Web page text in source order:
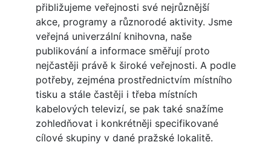
přibližujeme veřejnosti své nejrůznější
akce, programy a různorodé aktivity. Jsme
veřejná univerzální knihovna, naše
publikování a informace směřují proto
nejčastěji právě k široké veřejnosti. A podle
potřeby, zejména prostřednictvím místního
tisku a stále častěji i třeba místních
kabelových televizí, se pak také snažíme
zohledňovat i konkrétněji specifikované
cílové skupiny v dané pražské lokalitě.